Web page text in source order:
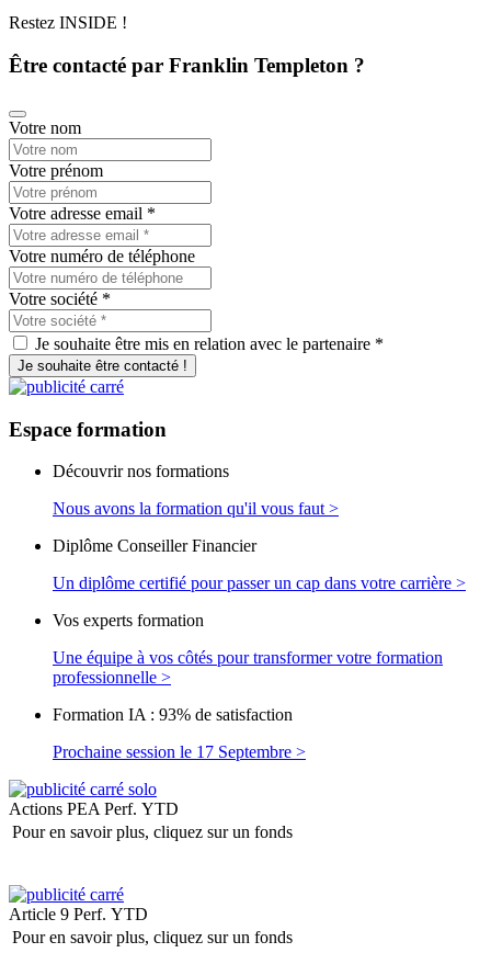
Restez INSIDE !
Être contacté par Franklin Templeton ?
Votre nom
Votre prénom
Votre adresse email *
Votre numéro de téléphone
Votre société *
Je souhaite être mis en relation avec le partenaire *
Je souhaite être contacté !
Espace formation
Découvrir nos formations
Nous avons la formation qu'il vous faut >
Diplôme Conseiller Financier
Un diplôme certifié pour passer un cap dans votre carrière >
Vos experts formation
Une équipe à vos côtés pour transformer votre formation
professionnelle >
Formation IA : 93% de satisfaction
Prochaine session le 17 Septembre >
Actions PEA Perf. YTD
Pour en savoir plus, cliquez sur un fonds
Article 9 Perf. YTD
Pour en savoir plus, cliquez sur un fonds